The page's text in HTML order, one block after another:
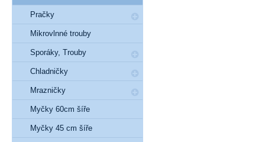
Pračky
Mikrovlnné trouby
Sporáky, Trouby
Chladničky
Mrazničky
Myčky 60cm šíře
Myčky 45 cm šíře